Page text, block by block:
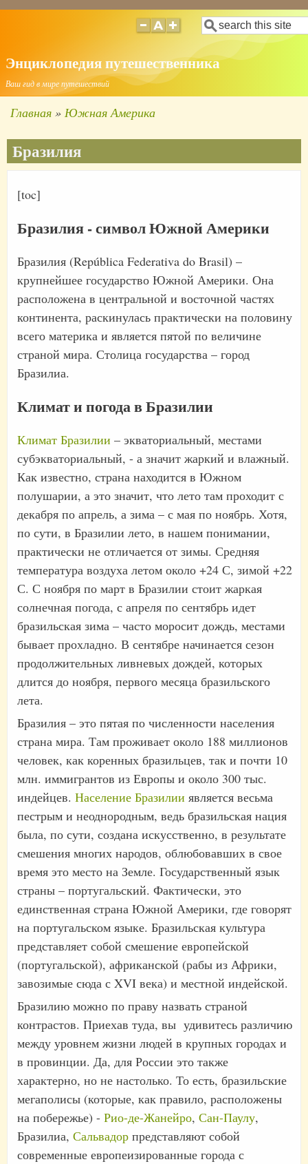
основному
содержанию
Поиск
Энциклопедия путешественника
Ваш гид в мире путешествий
навигации
Главная Южная Америка
Бразилия
[toc]
Бразилия - символ Южной Америки
Бразилия (República Federativa do Brasil) –
крупнейшее государство Южной Америки. Она
расположена в центральной и восточной частях
континента, раскинулась практически на половину
всего материка и является пятой по величине
страной мира. Столица государства – город
Бразилиа.
Климат и погода в Бразилии
Климат Бразилии – экваториальный, местами
субэкваториальный, - а значит жаркий и влажный.
Как известно, страна находится в Южном
полушарии, а это значит, что лето там проходит с
декабря по апрель, а зима – с мая по ноябрь. Хотя,
по сути, в Бразилии лето, в нашем понимании,
практически не отличается от зимы. Средняя
температура воздуха летом около +24 С, зимой +22
С. С ноября по март в Бразилии стоит жаркая
солнечная погода, с апреля по сентябрь идет
бразильская зима – часто моросит дождь, местами
бывает прохладно. В сентябре начинается сезон
продолжительных ливневых дождей, которых
длится до ноября, первого месяца бразильского
лета.
Бразилия – это пятая по численности населения
страна мира. Там проживает около 188 миллионов
человек, как коренных бразильцев, так и почти 10
млн. иммигрантов из Европы и около 300 тыс.
индейцев. Население Бразилии является весьма
пестрым и неоднородным, ведь бразильская нация
была, по сути, создана искусственно, в результате
смешения многих народов, облюбовавших в свое
время это место на Земле. Государственный язык
страны – португальский. Фактически, это
единственная страна Южной Америки, где говорят
на португальском языке. Бразильская культура
представляет собой смешение европейской
(португальской), африканской (рабы из Африки,
завозимые сюда с XVI века) и местной индейской.
Бразилию можно по праву назвать страной
контрастов. Приехав туда, вы удивитесь различию
между уровнем жизни людей в крупных городах и
в провинции. Да, для России это также
характерно, но не настолько. То есть, бразильские
мегаполисы (которые, как правило, расположены
на побережье) - Рио-де-Жанейро, Сан-Паулу,
Бразилиа, Сальвадор представляют собой
современные европеизированные города с